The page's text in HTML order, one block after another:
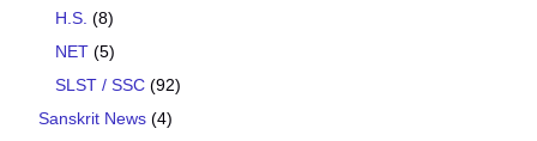
H.S. (8)
NET (5)
SLST / SSC (92)
Sanskrit News (4)